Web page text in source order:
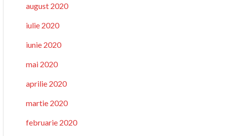
august 2020
iulie 2020
iunie 2020
mai 2020
aprilie 2020
martie 2020
februarie 2020